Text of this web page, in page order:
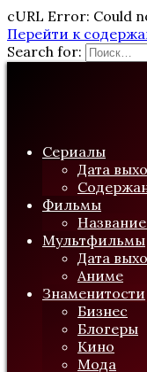
cURL Error: Could
Перейти к
Search for:
Сериалы
Дата
Фильмы
Мультфильмы
Дата
Аниме
Знаменитости
Бизнес
Блогеры
Кино
Мода